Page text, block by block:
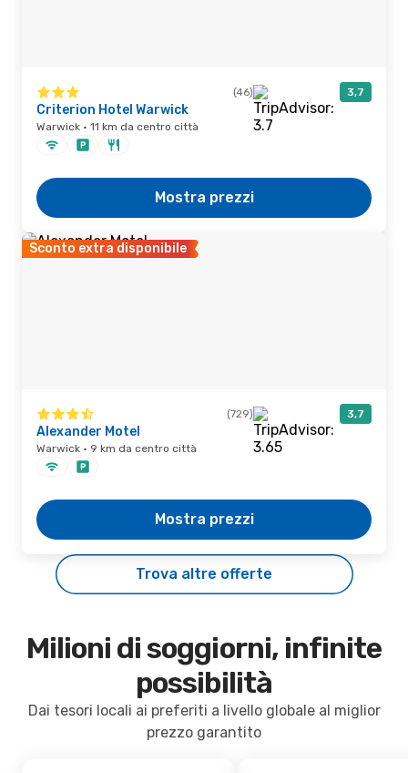
(46) 3,7
Criterion Hotel Warwick
Warwick · 11 km da centro città
Mostra prezzi
Sconto extra disponibile
(729) 3,7
Alexander Motel
Warwick · 9 km da centro città
Mostra prezzi
Trova altre offerte
Milioni di soggiorni, infinite
possibilità
Dai tesori locali ai preferiti a livello globale al miglior
prezzo garantito